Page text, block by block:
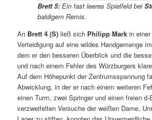
Brett 5: Ein fast leeres Spielfeld bei
baldigem Remis.
An Brett 4 (S) ließ sich Philipp Mark in
Verteidigung auf eine wildes Handgemenge
dem er den besseren Überblick und die
und nach einem Fehler des Würzburgers
Auf dem Höhepunkt der Zentrumsspannung
Abwicklung, in der er nach einem weiteren
einen Turm, zwei Springer und einen freien
verzweifelten Versuche der weißen Dame,